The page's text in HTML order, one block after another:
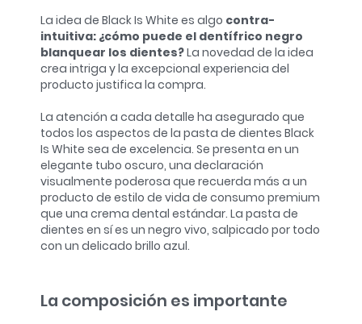
La idea de Black Is White es algo contra-
intuitiva: ¿cómo puede el dentífrico negro
blanquear los dientes?La novedad de la idea
crea intriga y la excepcional experiencia del
producto justifica la compra.
La atención a cada detalle ha asegurado que
todos los aspectos de la pasta de dientes Black
Is White sea de excelencia. Se presenta en un
elegante tubo oscuro, una declaración
visualmente poderosa que recuerda más a un
producto de estilo de vida de consumo premium
que una crema dental estándar. La pasta de
dientes en sí es un negro vivo, salpicado por todo
con un delicado brillo azul.
La composición es importante